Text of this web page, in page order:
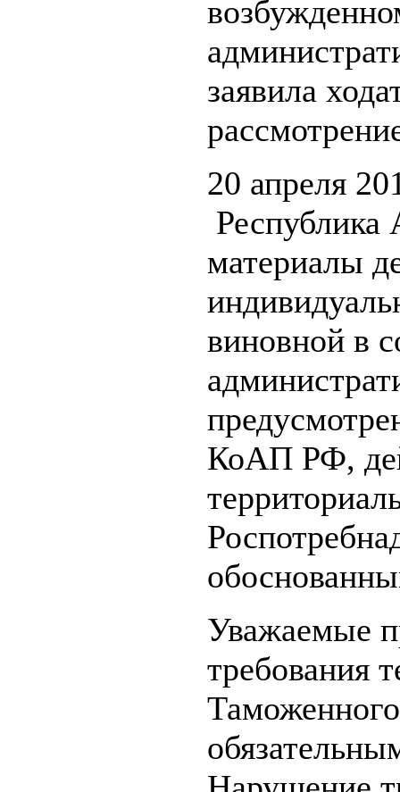
заявила
20 апреля
Республика
материалы
виновной в
КоАП РФ,
Уважаемые
требования